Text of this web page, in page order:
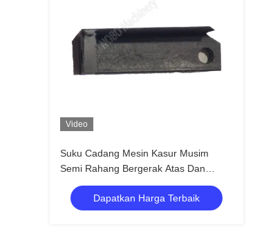
Video
Suku Cadang Mesin Kasur Musim
Semi Rahang Bergerak Atas Dan
Belakang, Braket Dan Pivot
Dapatkan Harga Terbaik